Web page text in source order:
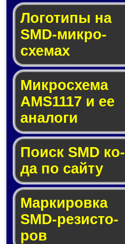
Логотипы на
SMD-мик­ро­
схе­мах
Микросхема
AMS1117 и ее
ана­ло­ги
Поиск SMD ко­
да по сай­ту
Маркировка
SMD-ре­зис­то­
ров